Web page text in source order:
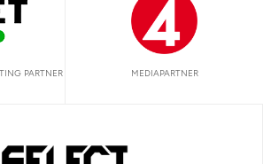
PARTNER
MEDIAPARTNER